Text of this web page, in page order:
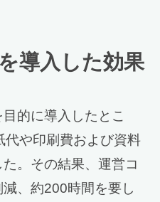
導入した効果
的に導入したとこ
代や印刷費および資料
。その結果、運営コ
、約200時間を要し